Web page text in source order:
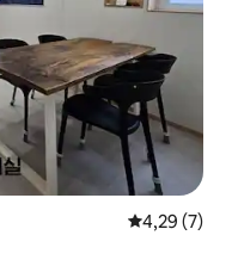
Średnia
4,29 (7)